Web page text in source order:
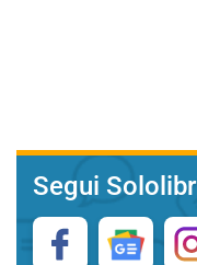
Segui